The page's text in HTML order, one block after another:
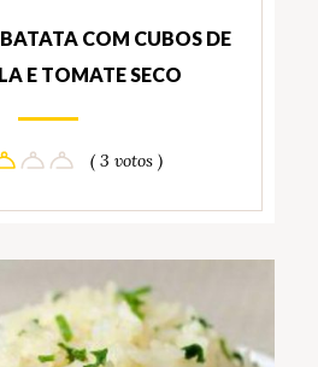
COM CUBOS DE
E TOMATE SECO
( 3 votos )